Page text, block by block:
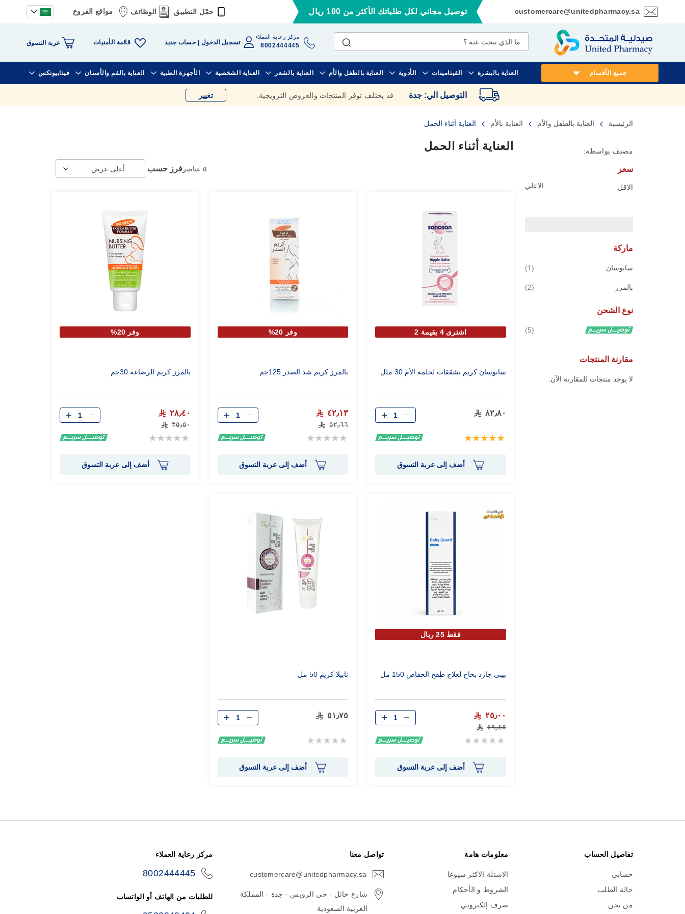
customercare@unitedpharmacy.sa
تخطي
المحتوى
توصيل مجاني لكل طلباتك الأكثر من 100 ريال حمّل التطبيق الوظائف مواقع الفروع
مركز رعاية العملاء
8002444445 تسجيل الدخول حساب جديد قائمة الأمنيات عربة التسوق
العناية بالبشرة الفيتامينات الأدوية العناية بالطفل والأم العناية بالشعر العناية الشخصية الأجهزة الطبية العناية بالفم والأسنان فيتابيوتكس جميع الأقسام
التوصيل الي: جدة قد يختلف توفر المنتجات والعروض الترويجية. تغيير
الرئيسية العناية بالطفل والأم العناية بالأم العناية أثناء الحمل
العناية أثناء الحمل
٥ عناصر فرز حسب
اشترى 4 بقيمة 2
سانوسان كريم تشققات لحلمة الأم 30 ملل
٨٢٫٨٠
تقييم:
الكمية
أضف إلى عربة التسوق
وفر 20%
بالمرز كريم شد الصدر 125جم
٤٢٫١٣
٥٢٫٦٦
Rating:
الكمية
أضف إلى عربة التسوق
وفر 20%
بالمرز كريم الرضاعة 30جم
٢٨٫٤٠
٣٥٫٥٠
Rating:
الكمية
أضف إلى عربة التسوق
فقط 25 ريال
بيبي جارد بخاخ لعلاج طفح الحفاض 150 مل
٢٥٫٠٠
٤٩٫٤٥
Rating:
الكمية
أضف إلى عربة التسوق
نابيلا كريم 50 مل
٥١٫٧٥
Rating:
الكمية
أضف إلى عربة التسوق
مصنف بواسطة:
سعر
الاقل الاعلي
ماركة
سانوسان 1قطعة
بالمرز 2قطع
نوع الشحن
5قطع
مقارنة المنتجات
لا يوجد منتجات للمقارنة الآن.
تفاصيل الحساب
حسابي
حالة الطلب
من نحن
معلومات هامة
الاسئلة الاكثر شيوعا
الشروط و الأحكام
صرف إلكتروني
تواصل معنا
customercare@unitedpharmacy.sa
شارع حائل - حي الرويس - جدة - المملكة
العربية السعودية
مركز رعاية العملاء
8002444445
للطلبات من الهاتف أو الواتساب